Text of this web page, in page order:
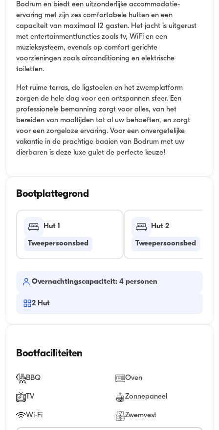
Bodrum en biedt een uitzonderlijke accommodatie-
ervaring met zijn zes comfortabele hutten en een
capaciteit van maximaal 12 gasten. Het jacht is uitgerust
met entertainmentfuncties zoals tv, WiFi en een
muzieksysteem, evenals op comfort gerichte
voorzieningen zoals airconditioning en elektrische
toiletten.
Het ruime terras, de ligstoelen en het zwemplatform
zorgen de hele dag voor een ontspannen sfeer. Een
professionele bemanning zorgt voor alles, van het
bereiden van maaltijden tot al uw behoeften, en zorgt
voor een zorgeloze ervaring. Voor een onvergetelijke
vakantie in de prachtige baaien van Bodrum met uw
dierbaren is deze luxe gulet de perfecte keuze!
Bootplattegrond
Hut 1
Tweepersoonsbed
Hut 2
Tweepersoonsbed
Overnachtingscapaciteit: 4 personen
2 Hut
Bootfaciliteiten
BBQ Oven
TV Zonnepaneel
Wi-Fi Zwemvest